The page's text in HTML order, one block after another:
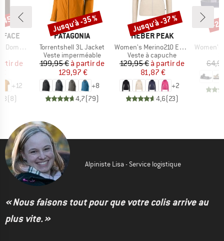
FACE
Sleeve
réduit
de
+12
(8)
%
MARQUE
PATAGONIA
Article
Torrentshell 3L Jacket
Product group
Veste imperméable
Prix
199,95 € Prix réduit
à partir de
129,97 €
+8
4,7(79)
Remise
Jusqu'à -35 %
MARQUE
HEBER PEAK
Article
Women's Merino210 EvergreenHe. Zip Hoody
Product group
Veste à capuche
Prix
129,95 € Prix réduit
à partir de
81,87 €
+2
4,6(23)
Remise
Jusqu'à -37 %
Article
Women's
-
Alpiniste Lisa - Service logistique
« Nous faisons tout pour que votre colis arrive au
plus vite. »